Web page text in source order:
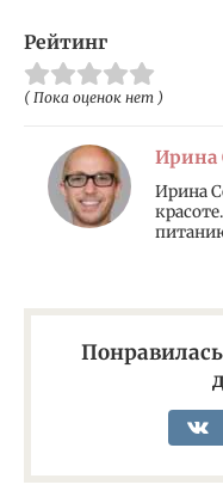
Рейтинг
( Пока оценок нет )
Ирина
Ирина
Понравилась